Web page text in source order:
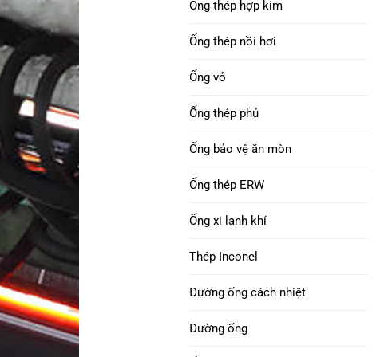
Niken 690 Ống thép
hợp kim
Hợp kim INCONEL 718
ống thép
Hợp kim niken 825 Ống
thép
Niken 800, 800H,
800Ống hợp kim HT
Ống thép hợp kim HX
Hợp kim niken 52 Ống
thép
xoắn ốc
Ống vỏ H40 octg
VỎ J55 & ỐNG
Ống vỏ V150
thép không gỉ
Ống thép hợp kim
Ống thép nồi hơi
Ống vỏ
Ống thép phủ
Ống bảo vệ ăn mòn
Ống thép ERW
Ống xi lanh khí
Thép Inconel
Đường ống cách nhiệt
Đường ống